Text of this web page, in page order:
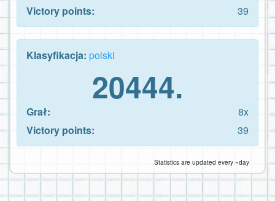
Victory points:
39
Klasyfikacja: polski
20444.
Grał:
8x
Victory points:
39
Statistics are updated every ~day